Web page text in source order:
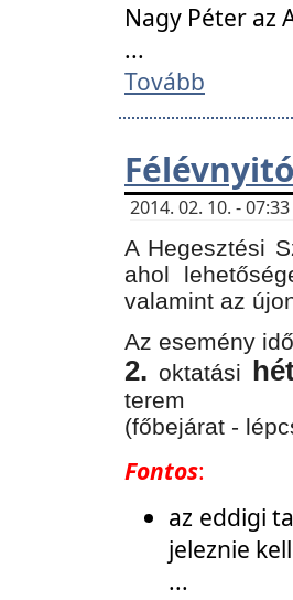
Nagy Péter az
...
Tovább
2014. 02. 10. -
A Hegesztési
ahol
valamint az
Az esemény
2. oktatási
terem
(főbejárat -
Fontos:
az eddigi
jeleznie
...